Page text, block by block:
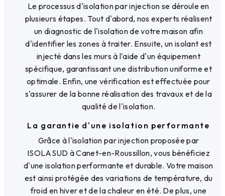
Le processus d'isolation par injection se déroule en
plusieurs étapes. Tout d'abord, nos experts réalisent
un diagnostic de l'isolation de votre maison afin
d'identifier les zones à traiter. Ensuite, un isolant est
injecté dans les murs à l'aide d'un équipement
spécifique, garantissant une distribution uniforme et
optimale. Enfin, une vérification est effectuée pour
s'assurer de la bonne réalisation des travaux et de la
qualité de l'isolation.
La garantie d'une isolation performante
Grâce à l'isolation par injection proposée par
ISOLASUD à Canet-en-Roussillon, vous bénéficiez
d'une isolation performante et durable. Votre maison
est ainsi protégée des variations de température, du
froid en hiver et de la chaleur en été. De plus, une